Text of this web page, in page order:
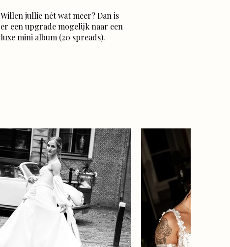
Willen jullie nét wat meer? Dan is
er een upgrade mogelijk naar een
luxe mini album (20 spreads).